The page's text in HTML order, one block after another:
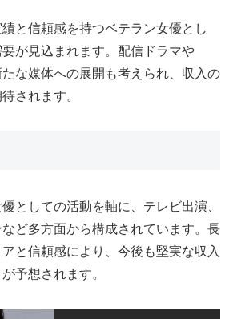
と信頼感を持つベテラン女優とし
が見込まれます。配信ドラマや
な媒体への展開も考えられ、収入の
されます。
としての活動を軸に、テレビ出演、
ど多方面から構成されています。長
と信頼感により、今後も堅実な収入
予想されます。